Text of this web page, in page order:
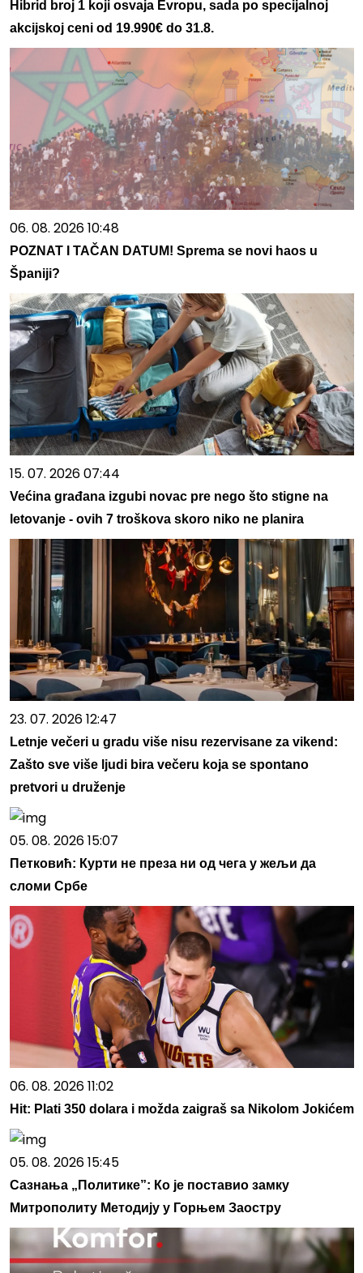
Hibrid broj 1 koji osvaja Evropu, sada po specijalnoj
akcijskoj ceni od 19.990€ do 31.8.
06. 08. 2026 10:48
POZNAT I TAČAN DATUM! Sprema se novi haos u
Španiji?
15. 07. 2026 07:44
Većina građana izgubi novac pre nego što stigne na
letovanje - ovih 7 troškova skoro niko ne planira
23. 07. 2026 12:47
Letnje večeri u gradu više nisu rezervisane za vikend:
Zašto sve više ljudi bira večeru koja se spontano
pretvori u druženje
05. 08. 2026 15:07
Петковић: Курти не преза ни од чега у жељи да
сломи Србе
06. 08. 2026 11:02
Hit: Plati 350 dolara i možda zaigraš sa Nikolom Jokićem
05. 08. 2026 15:45
Сазнања „Политике”: Ко је поставио замку
Митрополиту Методију у Горњем Заостру